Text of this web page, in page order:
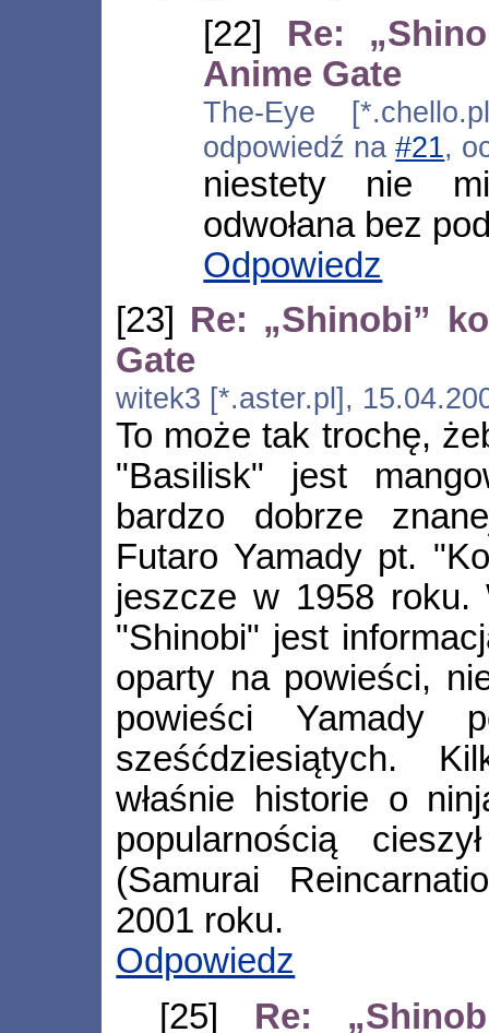
[22] Re:
Anime Gate
The-Eye
odpowiedź na#21,
niestety nie
odwołana bez
Odpowiedz
[23] Re: „Shinobi”
Gate
witek3 [*.aster.pl],
To może tak trochę,
"Basilisk" jest
bardzo dobrze
Futaro Yamady pt.
jeszcze w 1958 roku.
"Shinobi" jest
oparty na powieści,
powieści Yamady
sześćdziesiątych.
właśnie historie o
popularnością
(Samurai
2001 roku.
Odpowiedz
[25] Re: